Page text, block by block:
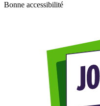
Bonne accessibilité